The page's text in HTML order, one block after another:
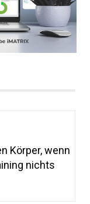
Körper, wenn
nichts